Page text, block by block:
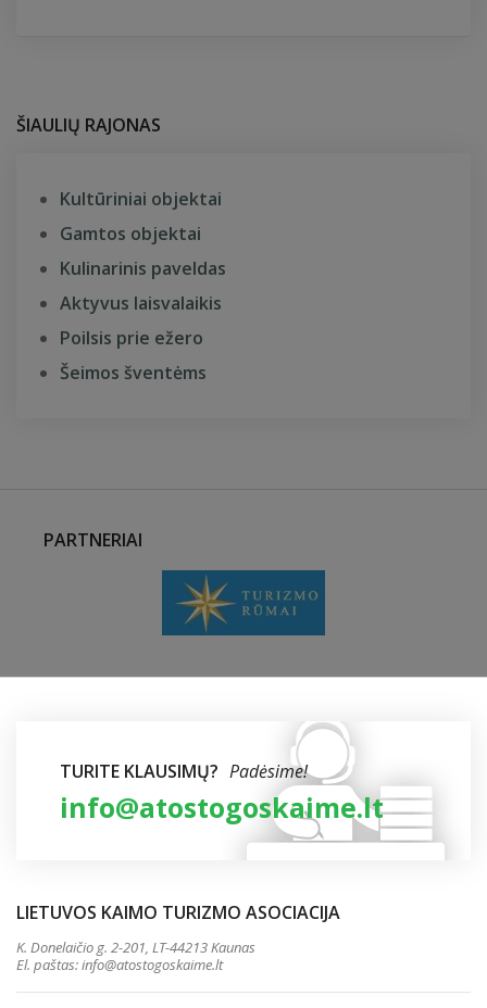
ŠIAULIŲ RAJONAS
Kultūriniai objektai
Gamtos objektai
Kulinarinis paveldas
Aktyvus laisvalaikis
Poilsis prie ežero
Šeimos šventėms
PARTNERIAI
TURITE KLAUSIMŲ? Padėsime!
info@atostogoskaime.lt
LIETUVOS KAIMO TURIZMO ASOCIACIJA
K. Donelaičio g. 2-201, LT-44213 Kaunas
El. paštas:info@atostogoskaime.lt